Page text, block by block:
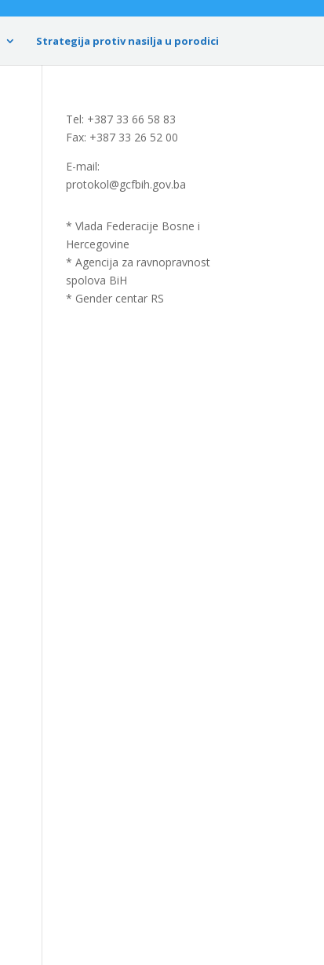
Strategija protiv nasilja u porodici
Tel: +387 33 66 58 83
Fax: +387 33 26 52 00
E-mail:
protokol@gcfbih.gov.ba
* Vlada Federacije Bosne i
Hercegovine
* Agencija za ravnopravnost
spolova BiH
* Gender centar RS